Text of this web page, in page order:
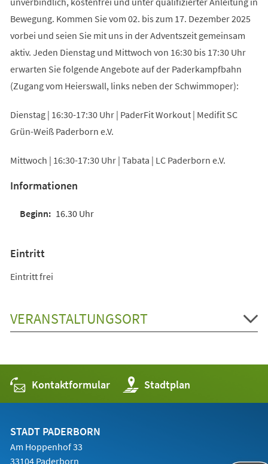
Bewegung. Kommen Sie vom 02. bis zum 17. Dezember 2025
vorbei und seien Sie mit uns in der Adventszeit gemeinsam
aktiv. Jeden Dienstag und Mittwoch von 16:30 bis 17:30 Uhr
erwarten Sie folgende Angebote auf der Paderkampfbahn
(Zugang vom Heierswall, links neben der Schwimmoper):
Dienstag | 16:30-17:30 Uhr | PaderFit Workout | Medifit SC
Grün-Weiß Paderborn e.V.
Mittwoch | 16:30-17:30 Uhr | Tabata | LC Paderborn e.V.
Informationen
16.30 Uhr
Eintritt
Eintritt frei
VERANSTALTUNGSORT
Kontaktformular Stadtplan
(Öffnet
in
einem
STADT PADERBORN
Am Hoppenhof 33
33104 Paderborn